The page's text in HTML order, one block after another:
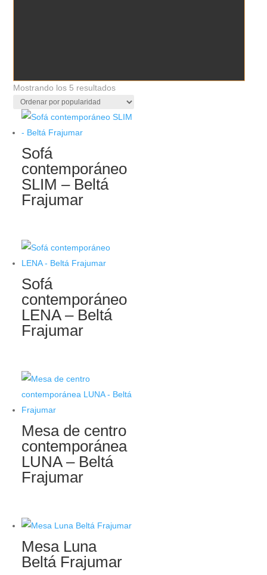
Mostrando los 5 resultadosOrdenado
por
popularidad
Sofá
contemporáneo
SLIM – Beltá
Frajumar
Sofá
contemporáneo
LENA – Beltá
Frajumar
Mesa de centro
contemporánea
LUNA – Beltá
Frajumar
Mesa Luna
Beltá Frajumar